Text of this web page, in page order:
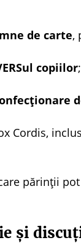
de carte,
copiilor;
Cordis,
părinții
și